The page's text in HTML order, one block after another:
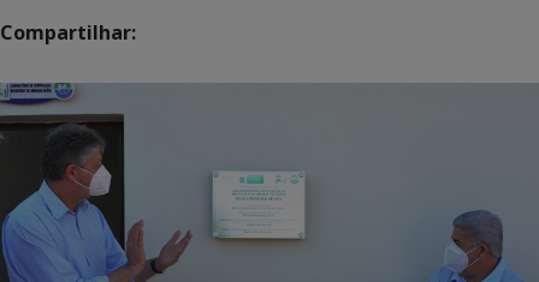
Compartilhar: